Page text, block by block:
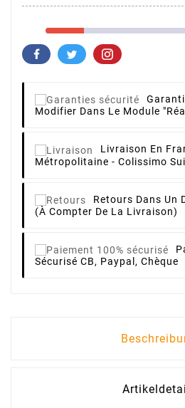
Modifier Dans Le Module
Livraison En
Métropolitaine - Colissimo
Retours Dans Un
(à Compter De La Livraison)
Sécurisé CB, Paypal, Chèque